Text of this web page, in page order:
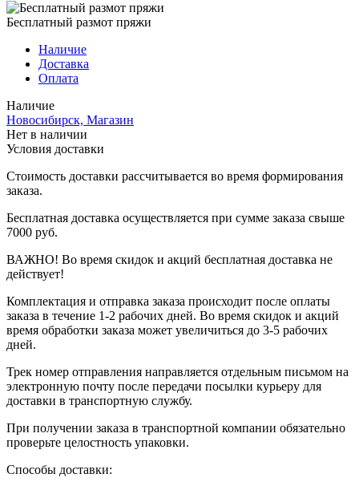
Бесплатный размот пряжи
Наличие
Доставка
Оплата
Наличие
Новосибирск, Магазин
Нет в наличии
Условия доставки
Стоимость доставки рассчитывается во время формирования
заказа.
Бесплатная доставка осуществляется при сумме заказа свыше
7000 руб.
ВАЖНО! Во время скидок и акций бесплатная доставка не
действует!
Комплектация и отправка заказа происходит после оплаты
заказа в течение 1-2 рабочих дней. Во время скидок и акций
время обработки заказа может увеличиться до 3-5 рабочих
дней.
Трек номер отправления направляется отдельным письмом на
электронную почту после передачи посылки курьеру для
доставки в транспортную службу.
При получении заказа в транспортной компании обязательно
проверьте целостность упаковки.
Способы доставки: